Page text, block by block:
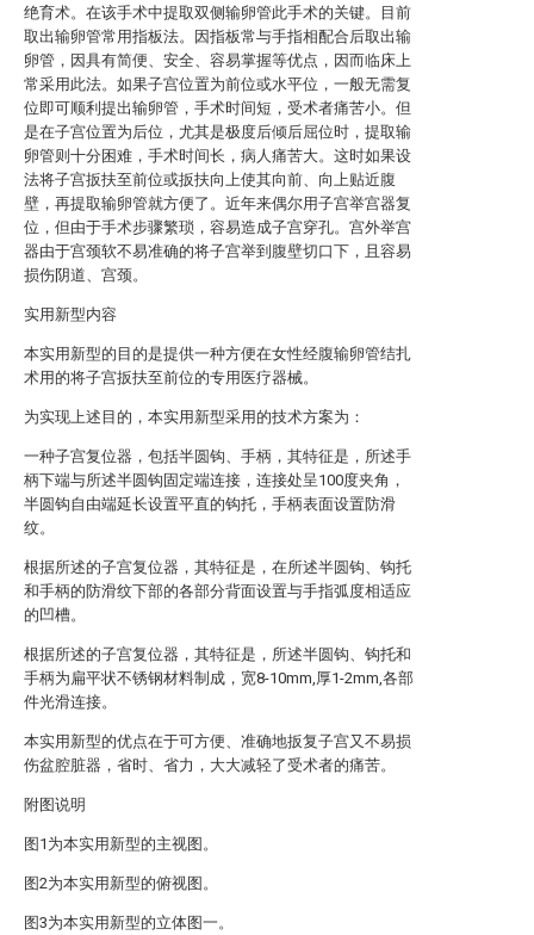
绝育术。在该手术中提取双侧输卵管此手术的关键。目前
取出输卵管常用指板法。因指板常与手指相配合后取出输
卵管，因具有简便、安全、容易掌握等优点，因而临床上
常采用此法。如果子宫位置为前位或水平位，一般无需复
位即可顺利提出输卵管，手术时间短，受术者痛苦小。但
是在子宫位置为后位，尤其是极度后倾后屈位时，提取输
卵管则十分困难，手术时间长，病人痛苦大。这时如果设
法将子宫扳扶至前位或扳扶向上使其向前、向上贴近腹
壁，再提取输卵管就方便了。近年来偶尔用子宫举宫器复
位，但由于手术步骤繁琐，容易造成子宫穿孔。宫外举宫
器由于宫颈软不易准确的将子宫举到腹壁切口下，且容易
损伤阴道、宫颈。
实用新型内容
本实用新型的目的是提供一种方便在女性经腹输卵管结扎
术用的将子宫扳扶至前位的专用医疗器械。
为实现上述目的，本实用新型采用的技术方案为：
一种子宫复位器，包括半圆钩、手柄，其特征是，所述手
柄下端与所述半圆钩固定端连接，连接处呈100度夹角，
半圆钩自由端延长设置平直的钩托，手柄表面设置防滑
纹。
根据所述的子宫复位器，其特征是，在所述半圆钩、钩托
和手柄的防滑纹下部的各部分背面设置与手指弧度相适应
的凹槽。
根据所述的子宫复位器，其特征是，所述半圆钩、钩托和
手柄为扁平状不锈钢材料制成，宽8-10mm,厚1-2mm,各部
件光滑连接。
本实用新型的优点在于可方便、准确地扳复子宫又不易损
伤盆腔脏器，省时、省力，大大减轻了受术者的痛苦。
附图说明
图1为本实用新型的主视图。
图2为本实用新型的俯视图。
图3为本实用新型的立体图一。